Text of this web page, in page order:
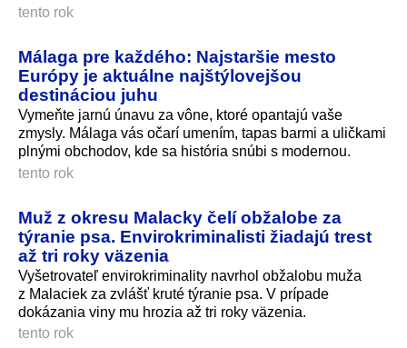
tento rok
Málaga pre každého: Najstaršie mesto
Európy je aktuálne najštýlovejšou
destináciou juhu
Vymeňte jarnú únavu za vône, ktoré opantajú vaše
zmysly. Málaga vás očarí umením, tapas barmi a uličkami
plnými obchodov, kde sa história snúbi s modernou.
tento rok
Muž z okresu Malacky čelí obžalobe za
týranie psa. Envirokriminalisti žiadajú trest
až tri roky väzenia
Vyšetrovateľ envirokriminality navrhol obžalobu muža
z Malaciek za zvlášť kruté týranie psa. V prípade
dokázania viny mu hrozia až tri roky väzenia.
tento rok